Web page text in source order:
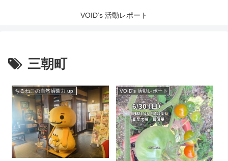
VOID’s 活動レポート
三朝町
ちるねこの自然治癒力 up! VOID's 活動レポート